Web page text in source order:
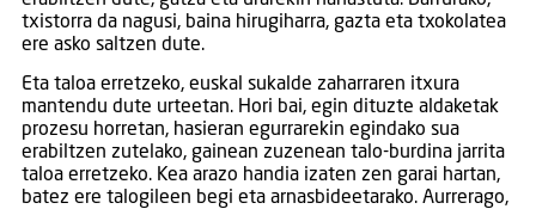
txistorra da nagusi, baina hirugiharra, gazta eta txokolatea
ere asko saltzen dute.
Eta taloa erretzeko, euskal sukalde zaharraren itxura
mantendu dute urteetan. Hori bai, egin dituzte aldaketak
prozesu horretan, hasieran egurrarekin egindako sua
erabiltzen zutelako, gainean zuzenean talo-burdina jarrita
taloa erretzeko. Kea arazo handia izaten zen garai hartan,
batez ere talogileen begi eta arnasbideetarako. Aurrerago,